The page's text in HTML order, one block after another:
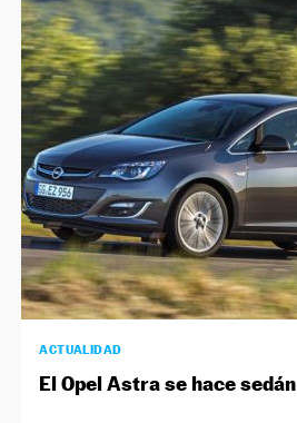
ACTUALIDAD
El Opel Astra se hace sedán